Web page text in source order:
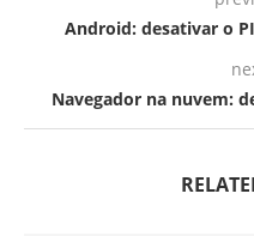
Android: desativar o
Navegador na nuvem: